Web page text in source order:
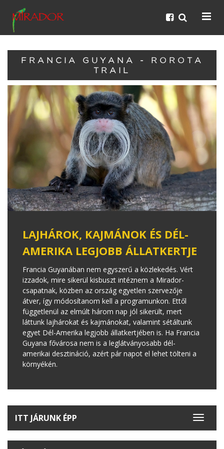
FRANCIA GUYANA - ROROTA
TRAIL
LAJHÁROK, KAJMÁNOK ÉS DÉL-
AMERIKA LEGJOBB ÁLLATKERTJE
Francia Guyanában nem egyszerű a közlekedés. Vért
izzadok, mire sikerül kisbuszt intéznem a Mirador-
csapatnak, közben az ország egyetlen szervezője
átver, így módosítanom kell a programunkon. Ettől
függetlenül az elmúlt három nap jól sikerült, mert
láttunk lajhárokat és kajmánokat, valamint sétáltunk
egyet Dél-Amerika legjobb állatkertjében is. Ha Francia
Guyana fővárosa nem is a leglátványosabb dél-
amerikai desztináció, azért pár napot el lehet tölteni a
környékén.
Toggle
ITT JÁRUNK ÉPP